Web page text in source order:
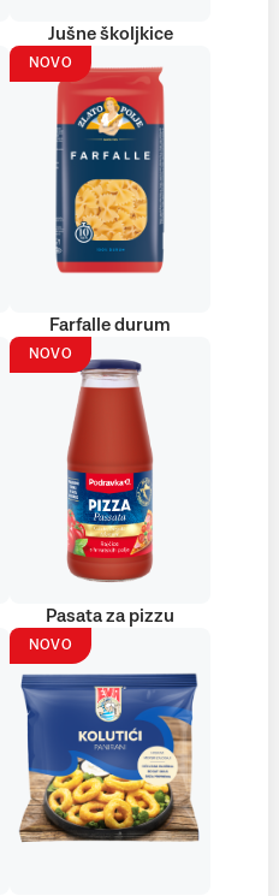
Jušne školjkice
NOVO
Farfalle durum
NOVO
Pasata za pizzu
NOVO